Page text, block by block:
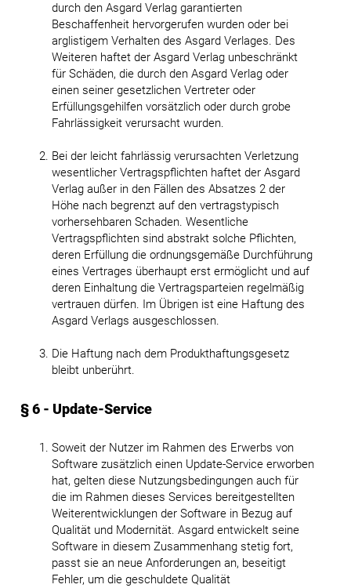
durch den Asgard Verlag garantierten
Beschaffenheit hervorgerufen wurden oder bei
arglistigem Verhalten des Asgard Verlages. Des
Weiteren haftet der Asgard Verlag unbeschränkt
für Schäden, die durch den Asgard Verlag oder
einen seiner gesetzlichen Vertreter oder
Erfüllungsgehilfen vorsätzlich oder durch grobe
Fahrlässigkeit verursacht wurden.
Bei der leicht fahrlässig verursachten Verletzung
wesentlicher Vertragspflichten haftet der Asgard
Verlag außer in den Fällen des Absatzes 2 der
Höhe nach begrenzt auf den vertragstypisch
vorhersehbaren Schaden. Wesentliche
Vertragspflichten sind abstrakt solche Pflichten,
deren Erfüllung die ordnungsgemäße Durchführung
eines Vertrages überhaupt erst ermöglicht und auf
deren Einhaltung die Vertragsparteien regelmäßig
vertrauen dürfen. Im Übrigen ist eine Haftung des
Asgard Verlags ausgeschlossen.
Die Haftung nach dem Produkthaftungsgesetz
bleibt unberührt.
§ 6 - Update-Service
Soweit der Nutzer im Rahmen des Erwerbs von
Software zusätzlich einen Update-Service erworben
hat, gelten diese Nutzungsbedingungen auch für
die im Rahmen dieses Services bereitgestellten
Weiterentwicklungen der Software in Bezug auf
Qualität und Modernität. Asgard entwickelt seine
Software in diesem Zusammenhang stetig fort,
passt sie an neue Anforderungen an, beseitigt
Fehler, um die geschuldete Qualität